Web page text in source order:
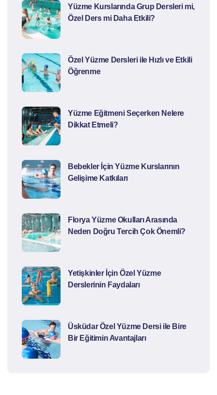
Yüzme Kurslarında Grup Dersleri mi,
Özel Ders mi Daha Etkili?
Özel Yüzme Dersleri ile Hızlı ve Etkili
Öğrenme
Yüzme Eğitmeni Seçerken Nelere
Dikkat Etmeli?
Bebekler İçin Yüzme Kurslarının
Gelişime Katkıları
Florya Yüzme Okulları Arasında
Neden Doğru Tercih Çok Önemli?
Yetişkinler İçin Özel Yüzme
Derslerinin Faydaları
Üsküdar Özel Yüzme Dersi ile Bire
Bir Eğitimin Avantajları